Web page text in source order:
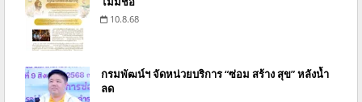
10.8.68
กรมพัฒน์ฯ จัดหน่วยบริการ “ซ่อม สร้าง สุข” หลังน้ำ
ลด